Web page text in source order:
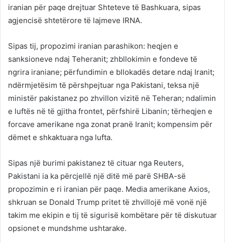
iranian për paqe drejtuar Shteteve të Bashkuara, sipas
agjencisë shtetërore të lajmeve IRNA.
Sipas tij, propozimi iranian parashikon: heqjen e
sanksioneve ndaj Teheranit; zhbllokimin e fondeve të
ngrira iraniane; përfundimin e bllokadës detare ndaj Iranit;
ndërmjetësim të përshpejtuar nga Pakistani, teksa një
ministër pakistanez po zhvillon vizitë në Teheran; ndalimin
e luftës në të gjitha frontet, përfshirë Libanin; tërheqjen e
forcave amerikane nga zonat pranë Iranit; kompensim për
dëmet e shkaktuara nga lufta.
Sipas një burimi pakistanez të cituar nga Reuters,
Pakistani ia ka përcjellë një ditë më parë SHBA-së
propozimin e ri iranian për paqe. Media amerikane Axios,
shkruan se Donald Trump pritet të zhvillojë më vonë një
takim me ekipin e tij të sigurisë kombëtare për të diskutuar
opsionet e mundshme ushtarake.